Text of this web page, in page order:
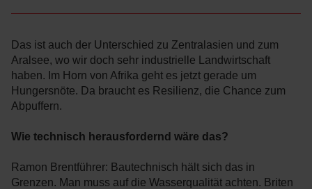
Das ist auch der Unterschied zu Zentralasien und zum
Aralsee, wo wir doch sehr industrielle Landwirtschaft
haben. Im Horn von Afrika geht es jetzt gerade um
Hungersnöte. Da braucht es Resilienz, die Chance zum
Abpuffern.
Wie technisch herausfordernd wäre das?
Ramon Brentführer: Bautechnisch hält sich das in
Grenzen. Man muss auf die Wasserqualität achten. Briten